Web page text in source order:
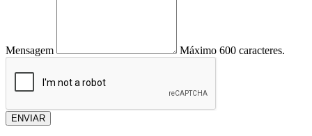
Mensagem Máximo 600 caracteres.
ENVIAR